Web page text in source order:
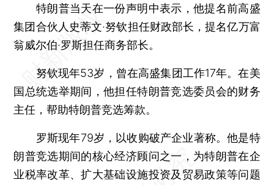
特朗普当天在一份声明中表示，他提名前高盛
集团合伙人史蒂文·努钦担任财政部长，提名亿万富
翁威尔伯·罗斯担任商务部长。
努钦现年53岁，曾在高盛集团工作17年。在美
国总统选举期间，他担任特朗普竞选委员会的财务
主任，帮助特朗普竞选筹款。
罗斯现年79岁，以收购破产企业著称。他是特
朗普竞选期间的核心经济顾问之一，为特朗普在企
业税率改革、扩大基础设施投资及贸易政策等问题